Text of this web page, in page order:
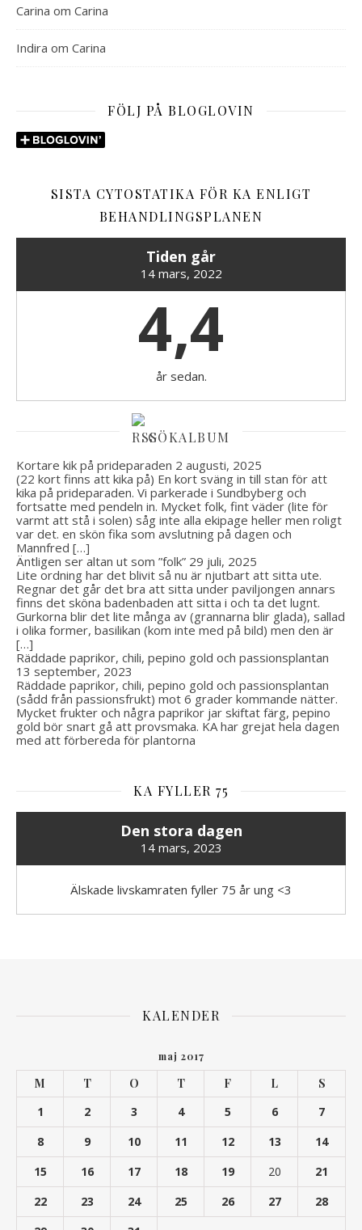
Carina om Carina
Indira om Carina
FÖLJ PÅ BLOGLOVIN
SISTA CYTOSTATIKA FÖR KA ENLIGT
BEHANDLINGSPLANEN
Tiden går
14 mars, 2022
4,4
år sedan.
GÖKALBUM
Kortare kik på prideparaden 2 augusti, 2025
(22 kort finns att kika på) En kort sväng in till stan för att
kika på prideparaden. Vi parkerade i Sundbyberg och
fortsatte med pendeln in. Mycket folk, fint väder (lite för
varmt att stå i solen) såg inte alla ekipage heller men roligt
var det. en skön fika som avslutning på dagen och
Mannfred […]
Äntligen ser altan ut som ”folk” 29 juli, 2025
Lite ordning har det blivit så nu är njutbart att sitta ute.
Regnar det går det bra att sitta under paviljongen annars
finns det sköna badenbaden att sitta i och ta det lugnt.
Gurkorna blir det lite många av (grannarna blir glada), sallad
i olika former, basilikan (kom inte med på bild) men den är
[…]
Räddade paprikor, chili, pepino gold och passionsplantan
13 september, 2023
Räddade paprikor, chili, pepino gold och passionsplantan
(sådd från passionsfrukt) mot 6 grader kommande nätter.
Mycket frukter och några paprikor jar skiftat färg, pepino
gold bör snart gå att provsmaka. KA har grejat hela dagen
med att förbereda för plantorna
KA FYLLER 75
Den stora dagen
14 mars, 2023
Älskade livskamraten fyller 75 år ung <3
KALENDER
maj 2017
M T O T F L
S
1
2 3 4 5 6
7
8
9 10 11 12 13
14
15
16 17 18 19 20
21
22
23 24 25 26 27
28